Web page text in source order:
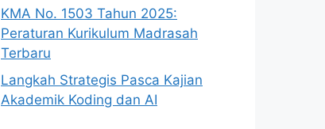
KMA No. 1503 Tahun 2025:
Peraturan Kurikulum Madrasah
Terbaru
Langkah Strategis Pasca Kajian
Akademik Koding dan AI